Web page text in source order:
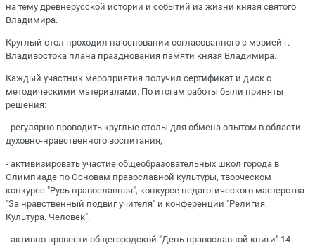
на тему древнерусской истории и событий из жизни князя святого
Владимира.
Круглый стол проходил на основании согласованного с мэрией г.
Владивостока плана празднования памяти князя Владимира.
Каждый участник мероприятия получил сертификат и диск с
методическими материалами. По итогам работы были приняты
решения:
- регулярно проводить круглые столы для обмена опытом в области
духовно-нравственного воспитания;
- активизировать участие общеобразовательных школ города в
Олимпиаде по Основам православной культуры, творческом
конкурсе "Русь православная", конкурсе педагогического мастерства
"За нравственный подвиг учителя" и конференции "Религия.
Культура. Человек".
- активно провести общегородской "День православной книги" 14